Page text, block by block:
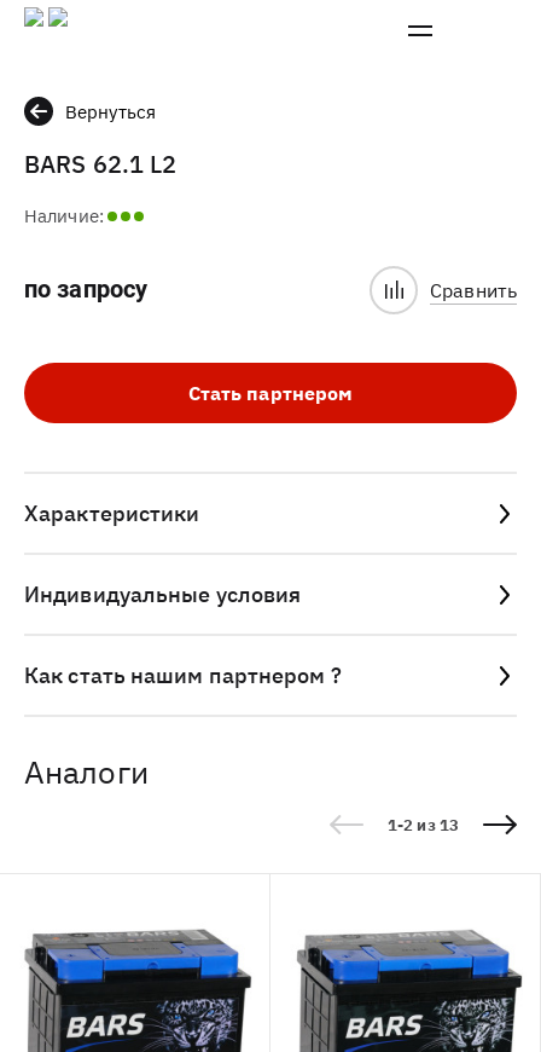
Вернуться
BARS 62.1 L2
Наличие:
по запросу Сравнить
Стать партнером
Характеристики
Индивидуальные условия
Как стать нашим партнером ?
Аналоги
1-2 из 13